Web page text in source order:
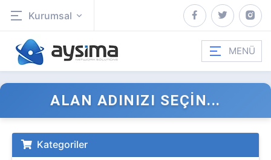
Kurumsal
MENÜ
ALAN ADINIZI SEÇIN...
Kategoriler